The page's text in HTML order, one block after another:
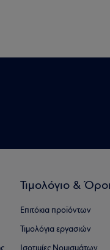
Τιμολόγιο &
Επιτόκια προϊόντων
Τιμολόγια εργασιών